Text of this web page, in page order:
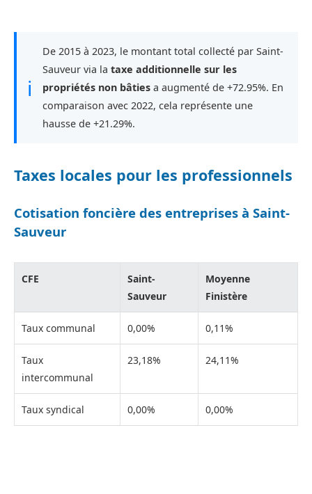
ℹ
De 2015 à 2023, le montant total collecté par Saint-
Sauveur via la taxe additionnelle sur les
propriétés non bâties a augmenté de +72.95%. En
comparaison avec 2022, cela représente une
hausse de +21.29%.
Taxes locales pour les professionnels
Cotisation foncière des entreprises à Saint-
Sauveur
CFE
Saint-
Sauveur
Moyenne
Finistère
Taux communal 0,00% 0,11%
Taux
intercommunal
23,18% 24,11%
Taux syndical 0,00% 0,00%